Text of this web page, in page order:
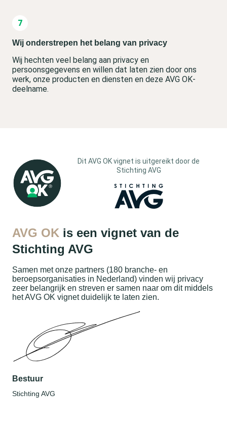
Wij onderstrepen het belang van privacy
Wij hechten veel belang aan privacy en
persoonsgegevens en willen dat laten zien door ons
werk, onze producten en diensten en deze AVG OK-
deelname.
Dit AVG OK vignet is uitgereikt door de
Stichting AVG
AVG OK is een vignet van de
Stichting AVG
Samen met onze partners (180 branche- en
beroepsorganisaties in Nederland) vinden wij privacy
zeer belangrijk en streven er samen naar om dit middels
het AVG OK vignet duidelijk te laten zien.
Bestuur
Stichting AVG